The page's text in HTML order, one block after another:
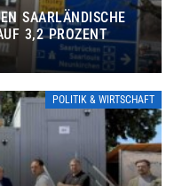
SAARLÄNDISCHE
3,2 PROZENT
POLITIK & WIRTSCHAFT